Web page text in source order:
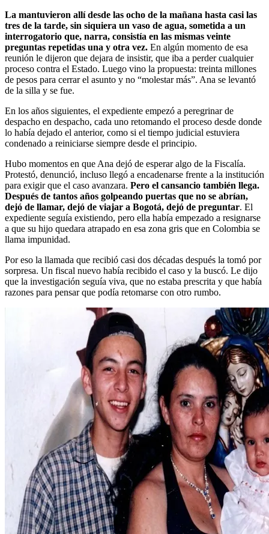
La mantuvieron allí desde las ocho de la mañana hasta casi las
tres de la tarde, sin siquiera un vaso de agua, sometida a un
interrogatorio que, narra, consistía en las mismas veinte
preguntas repetidas una y otra vez. En algún momento de esa
reunión le dijeron que dejara de insistir, que iba a perder cualquier
proceso contra el Estado. Luego vino la propuesta: treinta millones
de pesos para cerrar el asunto y no “molestar más”. Ana se levantó
de la silla y se fue.
En los años siguientes, el expediente empezó a peregrinar de
despacho en despacho, cada uno retomando el proceso desde donde
lo había dejado el anterior, como si el tiempo judicial estuviera
condenado a reiniciarse siempre desde el principio.
Hubo momentos en que Ana dejó de esperar algo de la Fiscalía.
Protestó, denunció, incluso llegó a encadenarse frente a la institución
para exigir que el caso avanzara. Pero el cansancio también llega.
Después de tantos años golpeando puertas que no se abrían,
dejó de llamar, dejó de viajar a Bogotá, dejó de preguntar. El
expediente seguía existiendo, pero ella había empezado a resignarse
a que su hijo quedara atrapado en esa zona gris que en Colombia se
llama impunidad.
Por eso la llamada que recibió casi dos décadas después la tomó por
sorpresa. Un fiscal nuevo había recibido el caso y la buscó. Le dijo
que la investigación seguía viva, que no estaba prescrita y que había
razones para pensar que podía retomarse con otro rumbo.